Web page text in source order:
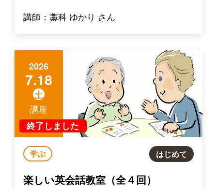
講師：藁科 ゆかり さん
2026
7.18
土
終了しました
講座
学ぶ はじめて
楽しい英会話教室（全４回）